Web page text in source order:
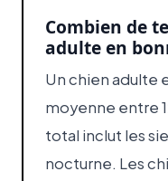
Combien de
adulte en
Un chien adulte
moyenne entre
total inclut les
nocturne. Les